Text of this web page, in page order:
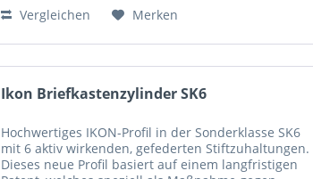
Vergleichen Merken
Ikon Briefkastenzylinder SK6
Hochwertiges IKON-Profil in der Sonderklasse SK6
mit 6 aktiv wirkenden, gefederten Stiftzuhaltungen.
Dieses neue Profil basiert auf einem langfristigen